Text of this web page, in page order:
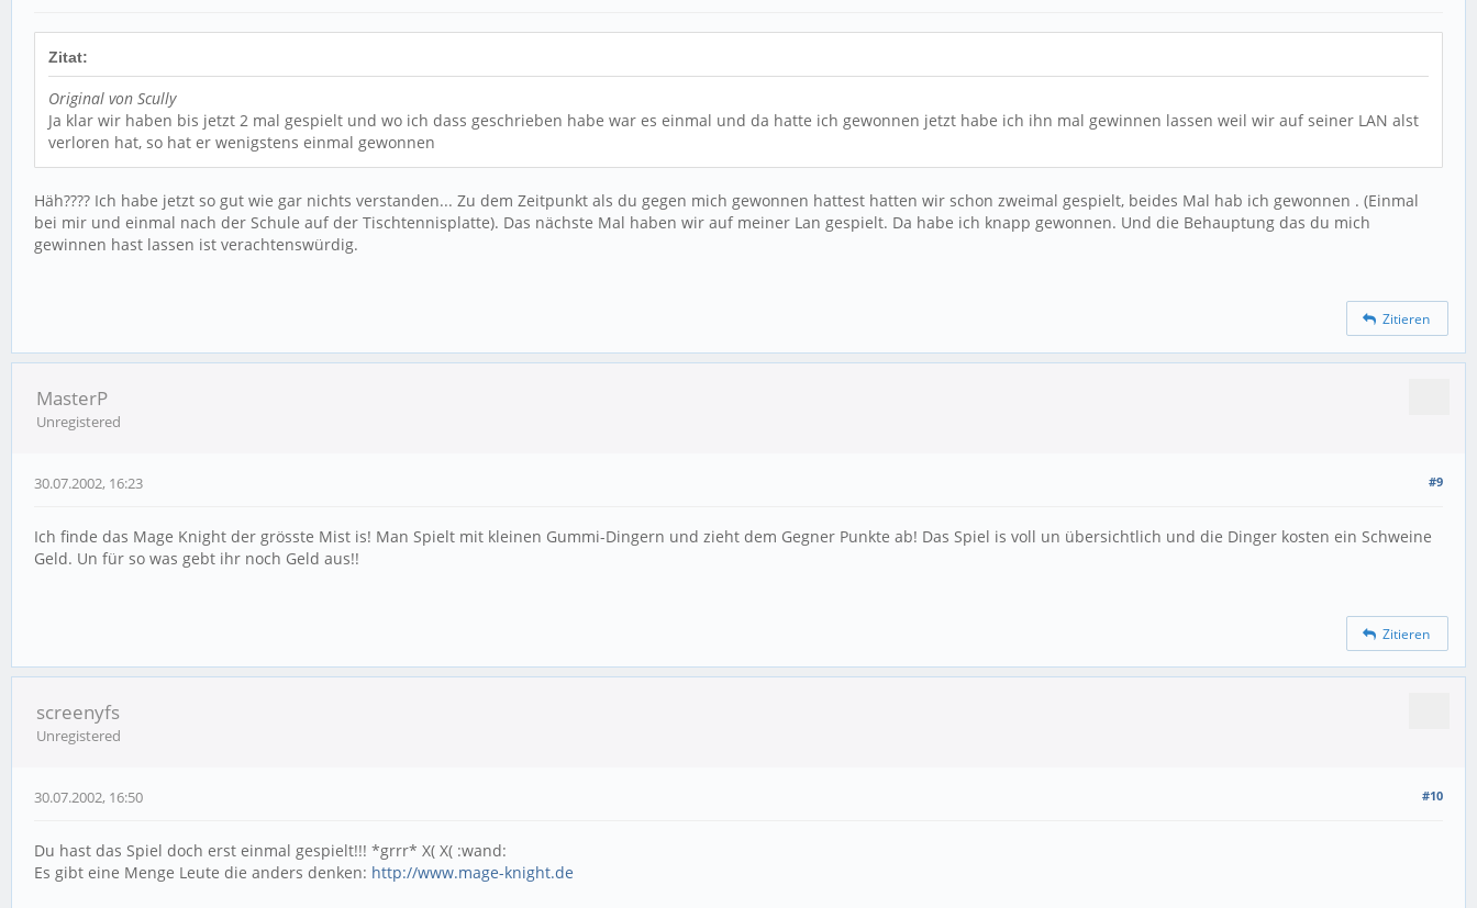
Zitat:
Original von Scully
Ja klar wir haben bis jetzt 2 mal gespielt und wo ich dass geschrieben habe war es einmal und da hatte ich gewonnen jetzt habe ich ihn mal gewinnen lassen weil wir auf seiner LAN alst
verloren hat, so hat er wenigstens einmal gewonnen
Häh???? Ich habe jetzt so gut wie gar nichts verstanden... Zu dem Zeitpunkt als du gegen mich gewonnen hattest hatten wir schon zweimal gespielt, beides Mal hab ich gewonnen . (Einmal
bei mir und einmal nach der Schule auf der Tischtennisplatte). Das nächste Mal haben wir auf meiner Lan gespielt. Da habe ich knapp gewonnen. Und die Behauptung das du mich
gewinnen hast lassen ist verachtenswürdig.
Zitieren
MasterP
Unregistered
#9
30.07.2002, 16:23
Ich finde das Mage Knight der grösste Mist is! Man Spielt mit kleinen Gummi-Dingern und zieht dem Gegner Punkte ab! Das Spiel is voll un übersichtlich und die Dinger kosten ein Schweine
Geld. Un für so was gebt ihr noch Geld aus!!
Zitieren
screenyfs
Unregistered
#10
30.07.2002, 16:50
Du hast das Spiel doch erst einmal gespielt!!! *grrr* X( X( :wand:
Es gibt eine Menge Leute die anders denken: http://www.mage-knight.de